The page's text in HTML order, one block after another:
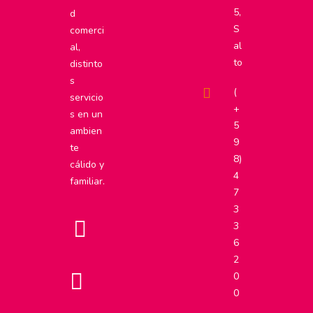
d
comerci
al,
distinto
s
servicio
s en un
ambien
te
cálido y
familiar.
5,
S
al
to
(
+
5
9
8)
4
7
3
3
6
2
0
0